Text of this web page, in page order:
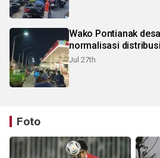
Wako Pontianak
normalisasi
Jul 27th
Foto